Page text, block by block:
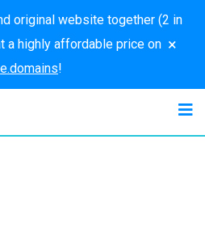
original website together (2 in
a highly affordable price on
!
×